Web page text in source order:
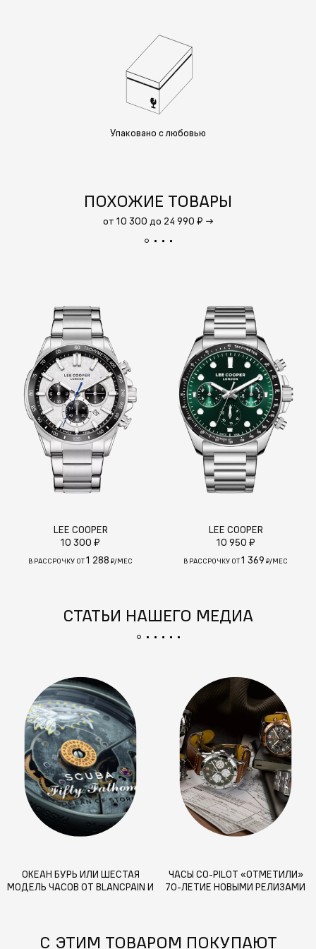
Упаковано с любовью
ПОХОЖИЕ ТОВАРЫ
от 10 300 до 24 990 ₽ →
LEE COOPER
10 300 ₽
В РАССРОЧКУ ОТ1 288 ₽/МЕС
LEE COOPER
10 950 ₽
В РАССРОЧКУ ОТ1 369 ₽/МЕС
СТАТЬИ НАШЕГО МЕДИА
ОКЕАН БУРЬ ИЛИ ШЕСТАЯ
МОДЕЛЬ ЧАСОВ ОТ BLANCPAIN И
ЧАСЫ CO-PILOT «ОТМЕТИЛИ»
70-ЛЕТИЕ НОВЫМИ РЕЛИЗАМИ
С ЭТИМ ТОВАРОМ ПОКУПАЮТ